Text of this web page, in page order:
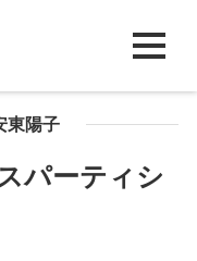
東陽子
パーティシ